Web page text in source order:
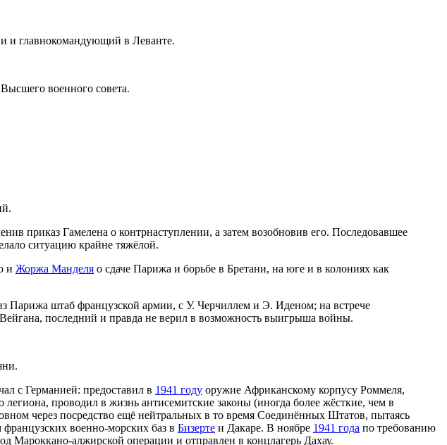
и главнокомандующий в Леванте.
военного совета.
приказ Гамелена о контрнаступлении, а затем возобновив его. Последовавшее
ситуацию крайне тяжёлой.
и Жоржа Манделя о сдаче Парижа и борьбе в Бретани, на юге и в колониях как
Парижа штаб французской армии, с У. Черчиллем и Э. Иденом; на встрече
последний и правда не верил в возможность выигрыша войны.
с Германией: предоставил в 1941 году оружие Африканскому корпусу Роммеля,
проводил в жизнь антисемитские законы (иногда более жёсткие, чем в
через посредство ещё нейтральных в то время Соединённых Штатов, пытаясь
военно-морских баз в Бизерте и Дакаре. В ноябре 1941 года по требованию
Мароккано-алжирской операции и отправлен в концлагерь Дахау.